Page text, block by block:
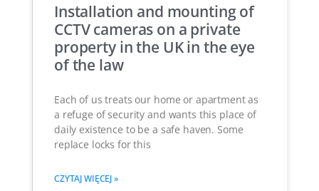
Installation and mounting of
CCTV cameras on a private
property in the UK in the eye
of the law
Each of us treats our home or apartment as
a refuge of security and wants this place of
daily existence to be a safe haven. Some
replace locks for this
CZYTAJ WIĘCEJ »